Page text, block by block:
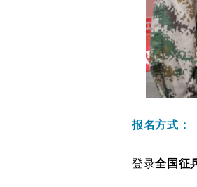
报名方式：
登录全国征